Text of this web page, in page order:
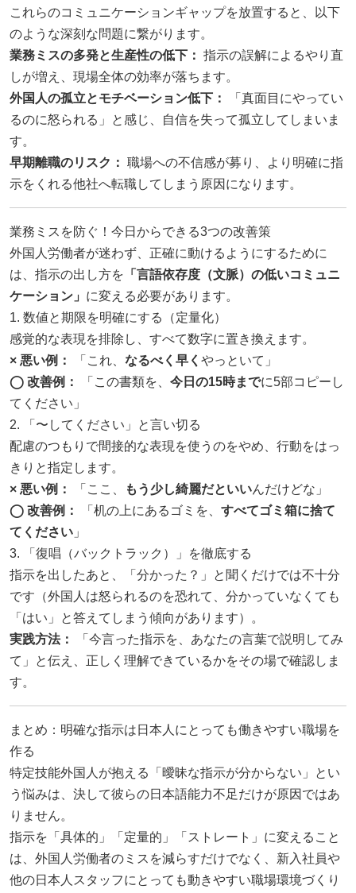
これらのコミュニケーションギャップを放置すると、以下
のような深刻な問題に繋がります。
業務ミスの多発と生産性の低下： 指示の誤解によるやり直
しが増え、現場全体の効率が落ちます。
外国人の孤立とモチベーション低下：
「真面目にやってい
るのに怒られる」と感じ、自信を失って孤立してしまいま
す。
早期離職のリスク： 職場への不信感が募り、より明確に指
示をくれる他社へ転職してしまう原因になります。
業務ミスを防ぐ！今日からできる3つの改善策
外国人労働者が迷わず、正確に動けるようにするために
は、指示の出し方を 「言語依存度（文脈）の低いコミュニ
ケーション」 に変える必要があります。
1. 数値と期限を明確にする（定量化）
感覚的な表現を排除し、すべて数字に置き換えます。
× 悪い例：
「これ、 なるべく早く やっといて」
◯ 改善例：
「この書類を、 今日の15時までに5部コピーし
てください」
2. 「〜してください」と言い切る
配慮のつもりで間接的な表現を使うのをやめ、行動をはっ
きりと指定します。
× 悪い例：
「ここ、 もう少し綺麗だといいんだけどな」
◯ 改善例：
「机の上にあるゴミを、 すべてゴミ箱に捨て
てください 」
3. 「復唱（バックトラック）」を徹底する
指示を出したあと、「分かった？」と聞くだけでは不十分
です（外国人は怒られるのを恐れて、分かっていなくても
「はい」と答えてしまう傾向があります）。
実践方法：
「今言った指示を、あなたの言葉で説明してみ
て」と伝え、正しく理解できているかをその場で確認しま
す。
まとめ：明確な指示は日本人にとっても働きやすい職場を
作る
特定技能外国人が抱える「曖昧な指示が分からない」とい
う悩みは、決して彼らの日本語能力不足だけが原因ではあ
りません。
指示を「具体的」「定量的」「ストレート」に変えること
は、外国人労働者のミスを減らすだけでなく、新入社員や
他の日本人スタッフにとっても動きやすい職場環境づくり